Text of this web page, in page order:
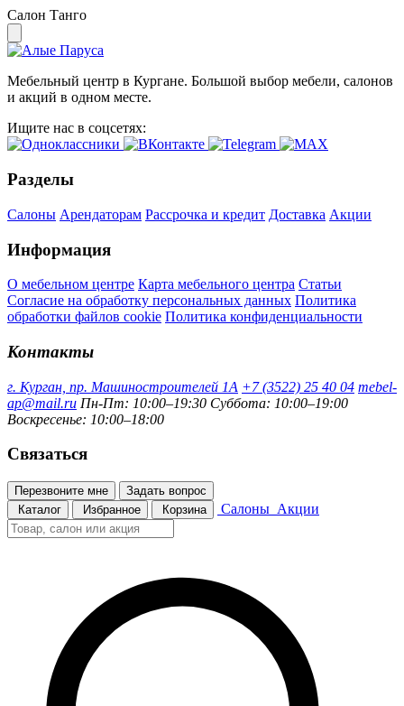
Салон Танго
Мебельный центр в Кургане. Большой выбор мебели, салонов
и акций в одном месте.
Ищите нас в соцсетях:
Разделы
Салоны Арендаторам Рассрочка и кредит Доставка Акции
Информация
О мебельном центре Карта мебельного центра Статьи
Согласие на обработку персональных данных Политика
обработки файлов cookie Политика конфиденциальности
Контакты
г. Курган, пр. Машиностроителей 1А +7 (3522) 25 40 04 mebel-
ap@mail.ru Пн-Пт: 10:00–19:30 Суббота: 10:00–19:00
Воскресенье: 10:00–18:00
Связаться
Перезвоните мне
Задать вопрос
Каталог
Избранное Корзина Салоны Акции